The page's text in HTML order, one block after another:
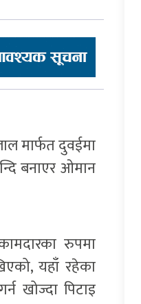
मार्फत दुवईमा
बनाएर ओमान
रुपमा
यहाँ रहेका
खोज्दा पिटाइ